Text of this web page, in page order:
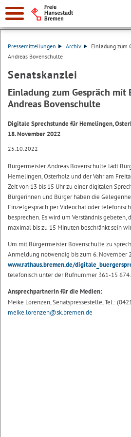
Suche:
Pressemitteilungen Archiv
Einladung zum
Andreas Bovenschulte
Senatskanzlei
Einladung zum Gespräch mit
Andreas Bovenschulte
Digitale Sprechstunde für Hemelingen,
18. November 2022
25.10.2022
Bürgermeister Andreas Bovenschulte lädt
Hemelingen, Osterholz und der Vahr am
Zeit von 13 bis 15 Uhr zu einer digitalen
Bürgerinnen und Bürger haben die
Einzelgespräch per Videochat oder
besprechen. Es wird um Verständnis gebeten,
maximal bis zu 15 Minuten beschränkt sein
Um mit Bürgermeister Bovenschulte zu
Anmeldung notwendig bis zum 6. November
www.rathaus.bremen.de/
telefonisch unter der Rufnummer 361-15 674.
Ansprechpartnerin für die Medien:
Meike Lorenzen, Senatspressestelle, Tel.:
meike.lorenzen@sk.bremen.de